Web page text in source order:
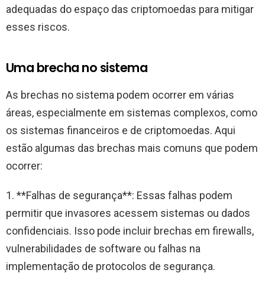
adequadas do espaço das criptomoedas para mitigar
esses riscos.
Uma brecha no sistema
As brechas no sistema podem ocorrer em várias
áreas, especialmente em sistemas complexos, como
os sistemas financeiros e de criptomoedas. Aqui
estão algumas das brechas mais comuns que podem
ocorrer:
1. **Falhas de segurança**: Essas falhas podem
permitir que invasores acessem sistemas ou dados
confidenciais. Isso pode incluir brechas em firewalls,
vulnerabilidades de software ou falhas na
implementação de protocolos de segurança.